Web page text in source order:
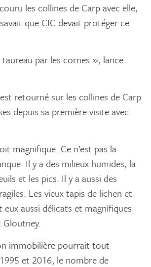
les collines de Carp avec elle,
que CIC devait protéger ce
par les cornes », lance
retourné sur les collines de Carp
depuis sa première visite avec
magnifique. Ce n’est pas la
Il y a des milieux humides, la
et les pics. Il y a aussi des
Les vieux tapis de lichen et
aussi délicats et magnifiques
immobilière pourrait tout
et 2016, le nombre de